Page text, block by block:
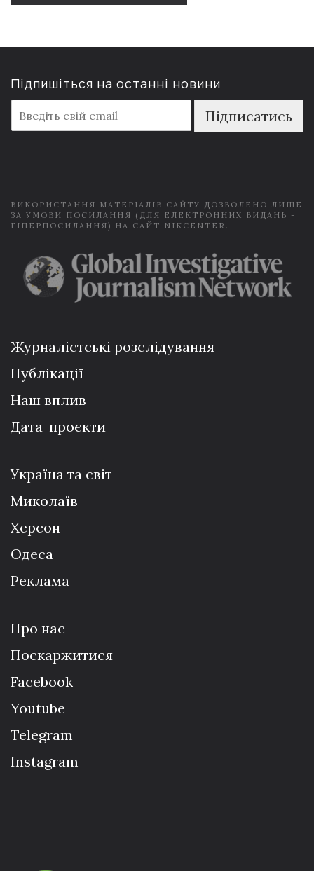
Підпишіться на останні новини
m
a
Підписатись
ВИКОРИСТАННЯ МАТЕРІАЛІВ САЙТУ ДОЗВОЛЕНО ЛИШЕ
ЗА УМОВИ ПОСИЛАННЯ (ДЛЯ ЕЛЕКТРОННИХ ВИДАНЬ -
ГІПЕРПОСИЛАННЯ) НА САЙТ NIKCENTER.
Журналістські розслідування
Публікації
Наш вплив
Дата-проєкти
Україна та світ
Миколаїв
Херсон
Одеса
Реклама
Про нас
Поскаржитися
Facebook
Youtube
Telegram
Instagram